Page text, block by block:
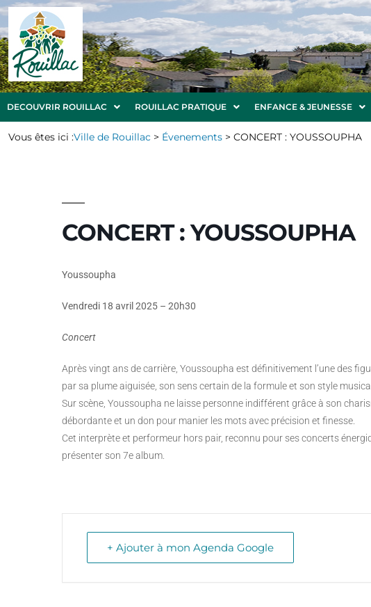
DECOUVRIR ROUILLAC ROUILLAC PRATIQUE ENFANCE & JEUNESSE
Vous êtes ici :Ville de Rouillac > Évenements > CONCERT : YOUSSOUPHA
CONCERT : YOUSSOUPHA
Youssoupha
Vendredi 18 avril 2025 – 20h30
Concert
Après vingt ans de carrière, Youssoupha est définitivement l’une des
par sa plume aiguisée, son sens certain de la formule et son style
Sur scène, Youssoupha ne laisse personne indifférent grâce à son
débordante et un don pour manier les mots avec précision et finesse.
Cet interprète et performeur hors pair, reconnu pour ses concerts
présenter son 7e album.
+ Ajouter à mon Agenda Google